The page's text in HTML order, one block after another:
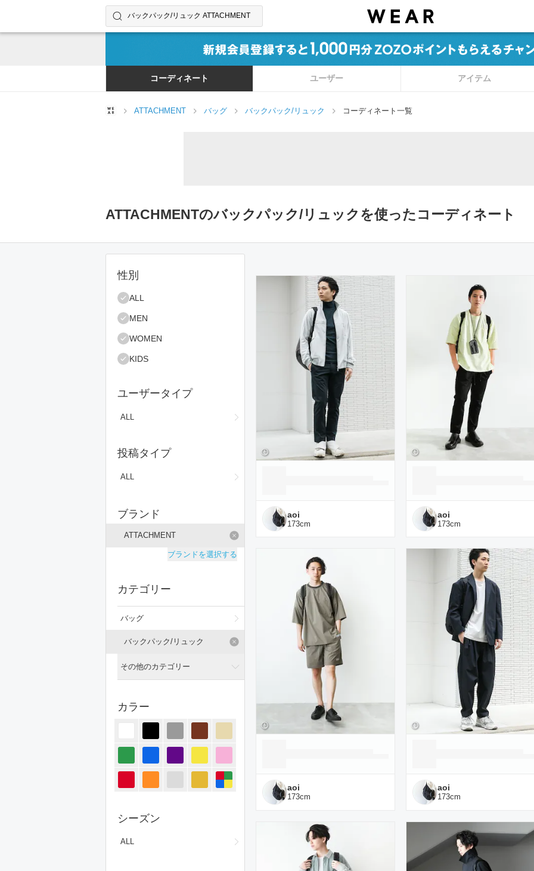
コーディネートやユーザーを探す
検索する
コーディネート ユーザー アイテム
ATTACHMENT バッグ バックパック/リュック コーディネート一覧
ATTACHMENTのバックパック/リュックを使ったコーディネート
絞り込み条件
性別
ALL
MEN
WOMEN
KIDS
ユーザータイプ
ALL
投稿タイプ
ALL
ブランド
ATTACHMENT
ブランドを選択する
カテゴリー
バッグ
バックパック/リュック
その他のカテゴリー
ジャケット/アウター
パンツ
オールインワン・サロペット
カラー
シーズン
ALL
コーディネート一覧
aoi
173cm
aoi
173cm
aoi
173cm
aoi
173cm